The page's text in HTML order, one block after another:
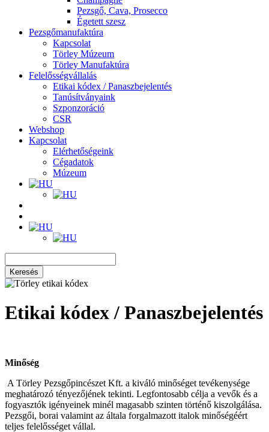
Pezsgő, Cava, Prosecco
Égetett szesz
Pezsgőmanufaktúra
Kapcsolat
Törley Múzeum
Törley Manufaktúra
Felelősségvállalás
Etikai kódex / Panaszbejelentés
Tanúsítványaink
Szponzoráció
CSR
Webshop
Kapcsolat
Elérhetőségeink
Cégadatok
Múzeum
Keresés
Etikai kódex / Panaszbejelentés
Minőség
A Törley Pezsgőpincészet Kft. a kiváló minőséget tevékenysége
meghatározó tényezőjének tekinti. Legfontosabb célja a vevők és a
fogyasztók igényeinek minél magasabb szinten történő kiszolgálása.
Pezsgői, borai valamint az általa forgalmazott italok minőségéért
teljes felelősséget vállal.